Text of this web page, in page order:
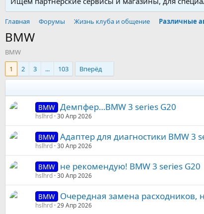
Главная Форумы Жизнь клуба и общение Различные
BMW
BMW
1
2 3 ... 103 Вперёд
BMW Демпфер…BMW 3 series G20
hslhrd 30 Апр 2026
BMW Адаптер для диагностики BMW 3
hslhrd 30 Апр 2026
BMW не рекомендую! BMW 3 series G20
hslhrd 30 Апр 2026
BMW Очередная замена расходников,
hslhrd 29 Апр 2026